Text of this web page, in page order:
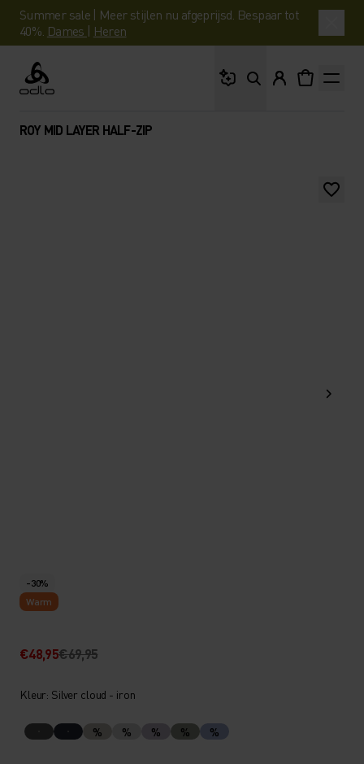
Summer sale | Meer stijlen nu afgeprijsd. Bespaar tot
40%. Dames | Heren
Odlo
ROY MID LAYER HALF-ZIP
-30%
Warm
€48,95€69,95
Kleur: Silver cloud - iron
% % % % %